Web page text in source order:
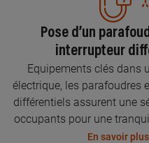
Pose d’un
interrupteur
Equipements clés dans
électrique, les parafoudres
différentiels assurent une
occupants pour une
En savoir plus